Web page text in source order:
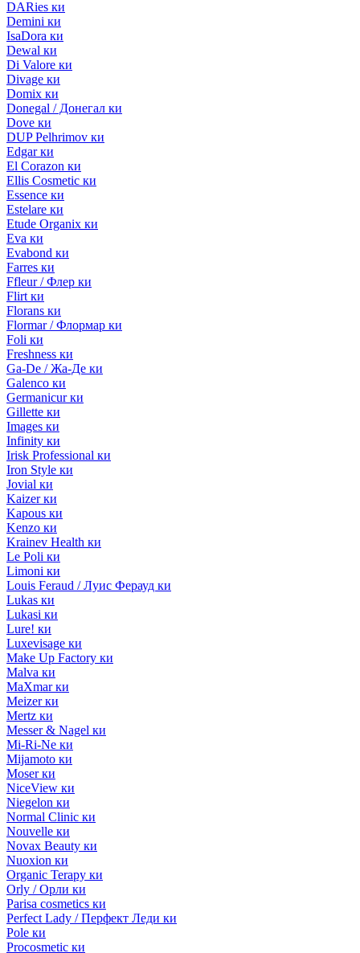
DARies ки
Demini ки
IsaDora ки
Dewal ки
Di Valore ки
Divage ки
Domix ки
Donegal / Донегал ки
Dove ки
DUP Pelhrimov ки
Edgar ки
El Corazon ки
Ellis Cosmetic ки
Essence ки
Estelare ки
Etude Organix ки
Eva ки
Evabond ки
Farres ки
Ffleur / Флер ки
Flirt ки
Florans ки
Flormar / Флормар ки
Foli ки
Freshness ки
Ga-De / Жа-Де ки
Galenco ки
Germanicur ки
Gillette ки
Images ки
Infinity ки
Irisk Professional ки
Iron Style ки
Jovial ки
Kaizer ки
Kapous ки
Kenzo ки
Krainev Health ки
Le Poli ки
Limoni ки
Louis Feraud / Луис Ферауд ки
Lukas ки
Lukasi ки
Lure! ки
Luxevisage ки
Make Up Factory ки
Malva ки
MaXmar ки
Meizer ки
Mertz ки
Messer & Nagel ки
Mi-Ri-Ne ки
Mijamoto ки
Moser ки
NiceView ки
Niegelon ки
Normal Clinic ки
Nouvelle ки
Novax Beauty ки
Nuoxion ки
Organic Terapy ки
Orly / Орли ки
Parisa cosmetics ки
Perfect Lady / Перфект Леди ки
Pole ки
Procosmetic ки